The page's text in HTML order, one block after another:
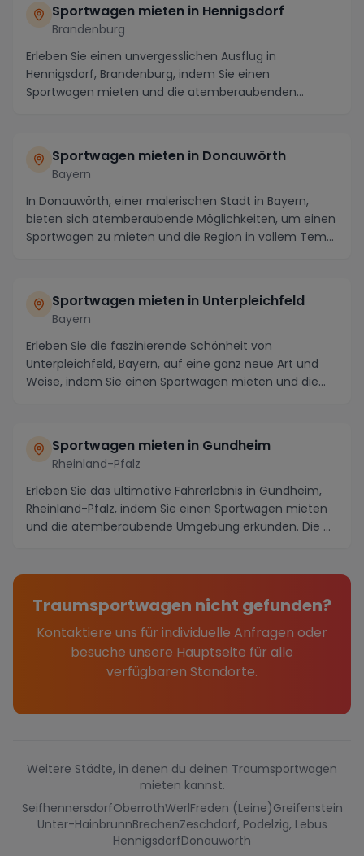
Sportwagen mieten in Hennigsdorf
Brandenburg
Erleben Sie einen unvergesslichen Ausflug in
Hennigsdorf, Brandenburg, indem Sie einen
Sportwagen mieten und die atemberaubenden
Sportwagen mieten in Donauwörth
Bayern
In Donauwörth, einer malerischen Stadt in Bayern,
bieten sich atemberaubende Möglichkeiten, um einen
Sportwagen zu mieten und die Region in vollem Tem...
Sportwagen mieten in Unterpleichfeld
Bayern
Erleben Sie die faszinierende Schönheit von
Unterpleichfeld, Bayern, auf eine ganz neue Art und
Weise, indem Sie einen Sportwagen mieten und die
Sportwagen mieten in Gundheim
Rheinland-Pfalz
Erleben Sie das ultimative Fahrerlebnis in Gundheim,
Rheinland-Pfalz, indem Sie einen Sportwagen mieten
und die atemberaubende Umgebung erkunden. Die ...
Traumsportwagen nicht gefunden?
Kontaktiere uns für individuelle Anfragen oder
besuche unsere Hauptseite für alle
verfügbaren Standorte.
Weitere Städte, in denen du deinen Traumsportwagen
mieten kannst.
SeifhennersdorfOberrothWerlFreden (Leine)Greifenstein
Unter-HainbrunnBrechenZeschdorf, Podelzig, Lebus
HennigsdorfDonauwörth